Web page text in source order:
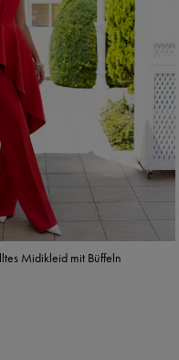
Midikleid mit Büffeln